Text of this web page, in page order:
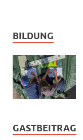
BILDUNG
GASTBEITRAG